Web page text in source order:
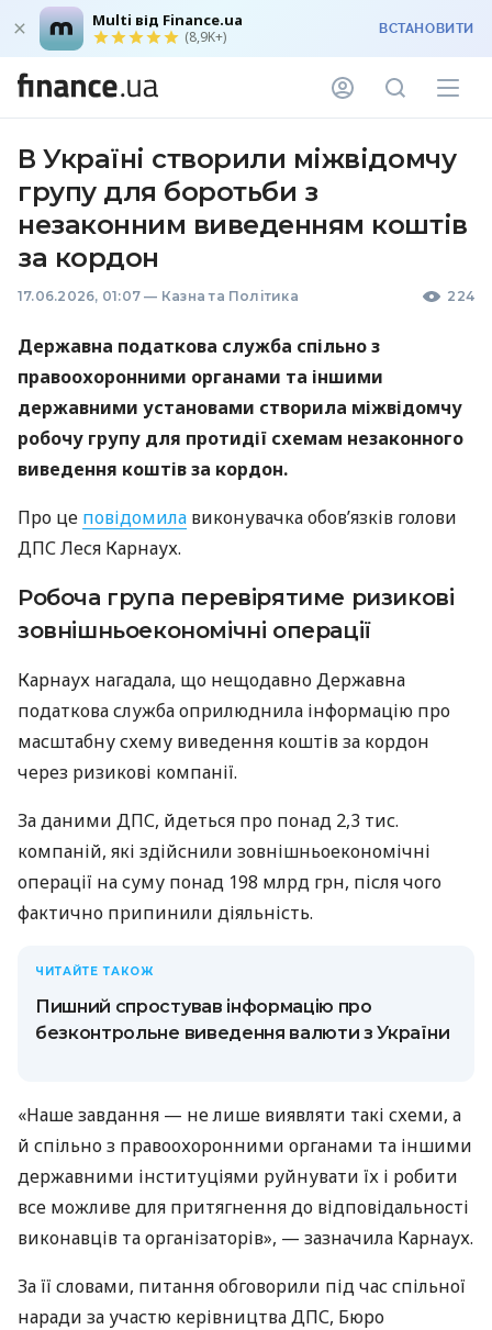
Multi від Finance.ua
(8,9K+) ВСТАНОВИТИ
В Україні створили міжвідомчу
групу для боротьби з
незаконним виведенням коштів
за кордон
17.06.2026, 01:07 — Казна та Політика 224
Державна податкова служба спільно з
правоохоронними органами та іншими
державними установами створила міжвідомчу
робочу групу для протидії схемам незаконного
виведення коштів за кордон.
Про це повідомила виконувачка обов’язків голови
ДПС Леся Карнаух.
Робоча група перевірятиме ризикові
зовнішньоекономічні операції
Карнаух нагадала, що нещодавно Державна
податкова служба оприлюднила інформацію про
масштабну схему виведення коштів за кордон
через ризикові компанії.
За даними ДПС, йдеться про понад 2,3 тис.
компаній, які здійснили зовнішньоекономічні
операції на суму понад 198 млрд грн, після чого
фактично припинили діяльність.
ЧИТАЙТЕ ТАКОЖ
Пишний спростував інформацію про
безконтрольне виведення валюти з України
«Наше завдання — не лише виявляти такі схеми, а
й спільно з правоохоронними органами та іншими
державними інституціями руйнувати їх і робити
все можливе для притягнення до відповідальності
виконавців та організаторів», — зазначила Карнаух.
За її словами, питання обговорили під час спільної
наради за участю керівництва ДПС, Бюро